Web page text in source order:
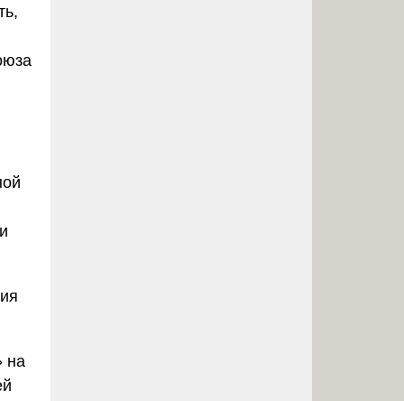
на